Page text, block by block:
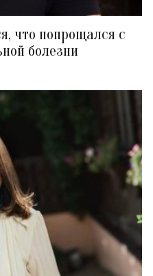
что попрощался с
болезни